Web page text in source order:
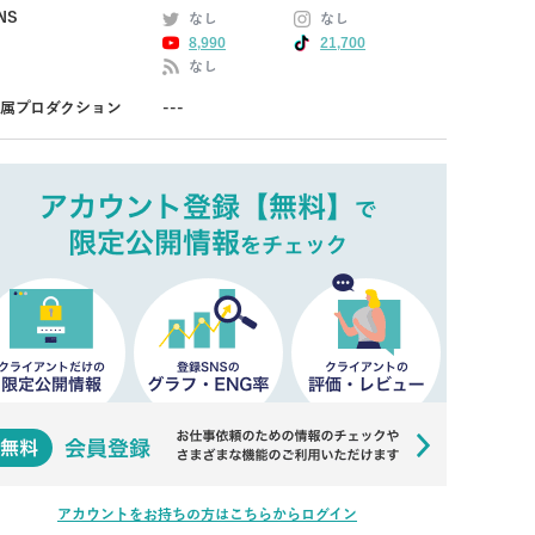
なし
なし
8,990
21,700
なし
プロダクション ---
アカウントをお持ちの方はこちらからログイン